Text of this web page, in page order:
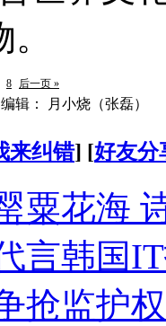
8 后一页 »
： 月小烧（张磊）
来纠错] [好友分
粟花海
言韩国
抢监护